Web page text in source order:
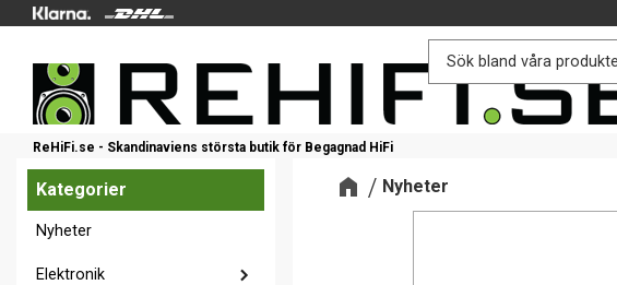
ReHiFi.se - Skandinaviens största butik för Begagnad HiFi
Nyheter
Kategorier
Nyheter
Elektronik